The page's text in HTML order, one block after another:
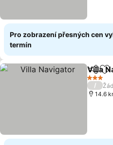
Pro zobrazení přesných cen
termín
Sdílet
Villa
3 Počet
/
14.6